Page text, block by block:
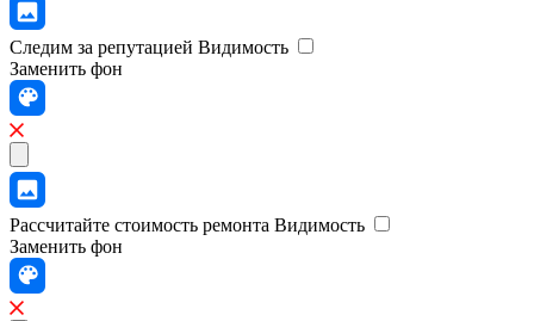
Следим за репутацией Видимость
Заменить фон
Рассчитайте стоимость ремонта Видимость
Заменить фон